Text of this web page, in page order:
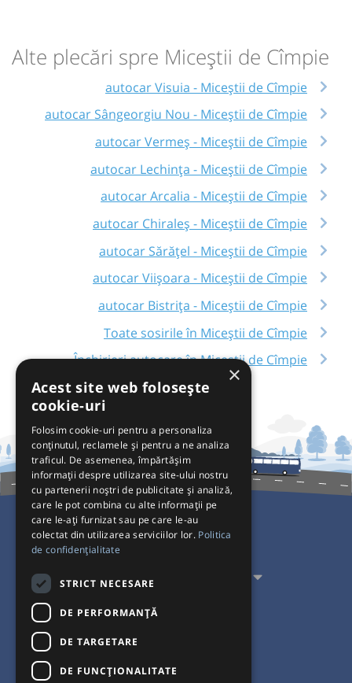
Alte plecări spre Miceștii de Cîmpie
autocar Visuia - Miceștii de Cîmpie
autocar Sângeorgiu Nou - Miceștii de Cîmpie
autocar Vermeș - Miceștii de Cîmpie
autocar Lechința - Miceștii de Cîmpie
autocar Arcalia - Miceștii de Cîmpie
autocar Chiraleș - Miceștii de Cîmpie
autocar Sărățel - Miceștii de Cîmpie
autocar Viișoara - Miceștii de Cîmpie
autocar Bistrița - Miceștii de Cîmpie
Toate sosirile în Miceștii de Cîmpie
Închirieri autocare în Miceștii de Cîmpie
Pentru Călători
Pentru Transportatori
Interacționăm
Acceptăm plăți cu
×
Acest site web folosește
cookie-uri
Folosim cookie-uri pentru a personaliza
conținutul, reclamele și pentru a ne analiza
traficul. De asemenea, împărtășim
informații despre utilizarea site-ului nostru
cu partenerii noștri de publicitate și analiză,
care le pot combina cu alte informații pe
care le-ați furnizat sau pe care le-au
colectat din utilizarea serviciilor lor. Politica
de confidențialitate
STRICT NECESARE
DE PERFORMANȚĂ
DE TARGETARE
DE FUNCŢIONALITATE